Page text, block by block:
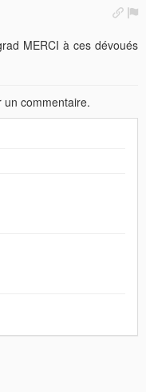
MERCI à ces dévoués
un commentaire.